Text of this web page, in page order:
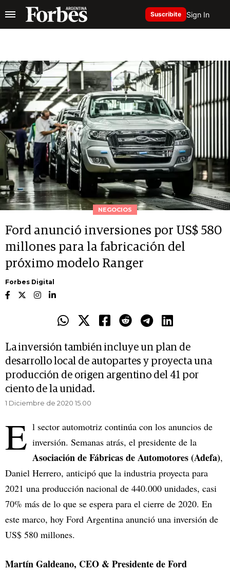
Suscribite Sign In
NEGOCIOS
Ford anunció inversiones por US$ 580
millones para la fabricación del
próximo modelo Ranger
Forbes Digital
La inversión también incluye un plan de
desarrollo local de autopartes y proyecta una
producción de origen argentino del 41 por
ciento de la unidad.
1 Diciembre de 2020 15.00
E l sector automotriz continúa con los anuncios de
inversión. Semanas atrás, el presidente de la
Asociación de Fábricas de Automotores (Adefa),
Daniel Herrero, anticipó que la industria proyecta para
2021 una producción nacional de 440.000 unidades, casi
70% más de lo que se espera para el cierre de 2020. En
este marco, hoy Ford Argentina anunció una inversión de
US$ 580 millones.
Martín Galdeano, CEO & Presidente de Ford